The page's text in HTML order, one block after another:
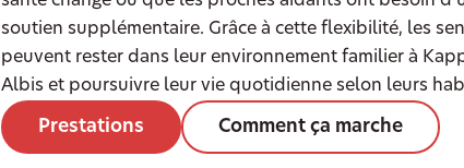
soutien supplémentaire. Grâce à cette flexibilité, les
peuvent rester dans leur environnement familier à
Albis et poursuivre leur vie quotidienne selon leurs
Prestations Comment ça marche